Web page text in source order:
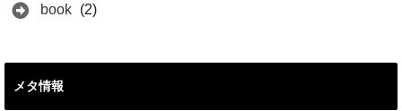
book (2)
メタ情報